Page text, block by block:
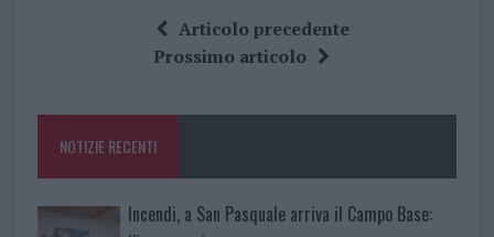
o
k
te
re
at
s
p
a
re
Articolo precedente
Prossimo articolo
NOTIZIE RECENTI
Incendi, a San Pasquale arriva il Campo Base: